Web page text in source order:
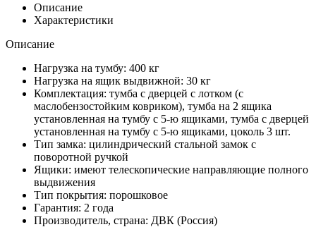
Описание
Характеристики
Описание
Нагрузка на тумбу: 400 кг
Нагрузка на ящик выдвижной: 30 кг
Комплектация: тумба с дверцей с лотком (с
маслобензостойким ковриком), тумба на 2 ящика
установленная на тумбу с 5-ю ящиками, тумба с дверцей
установленная на тумбу с 5-ю ящиками, цоколь 3 шт.
Тип замка: цилиндрический стальной замок с
поворотной ручкой
Ящики: имеют телескопические направляющие полного
выдвижения
Тип покрытия: порошковое
Гарантия: 2 года
Производитель, страна: ДВК (Россия)